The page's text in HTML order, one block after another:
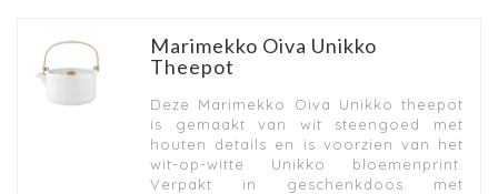
Marimekko Oiva Unikko
Theepot
Deze Marimekko Oiva Unikko theepot
is gemaakt van wit steengoed met
houten details en is voorzien van het
wit-op-witte Unikko bloemenprint.
Verpakt in geschenkdoos met